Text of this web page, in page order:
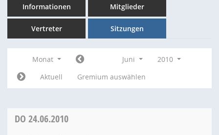
Informationen Mitglieder
Vertreter Sitzungen
Monat Juni
2010
Aktuell
Gremium auswählen
DO 24.06.2010